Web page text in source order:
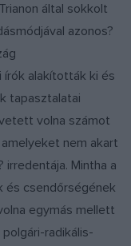
által sokkolt
azonos?
alakították ki és
tapasztalatai
volna számot
nem akart
irredentája. Mintha a
és csendőrségének
egymás mellett
radikális-